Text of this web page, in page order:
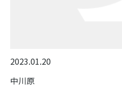
2023.01.20
中川原